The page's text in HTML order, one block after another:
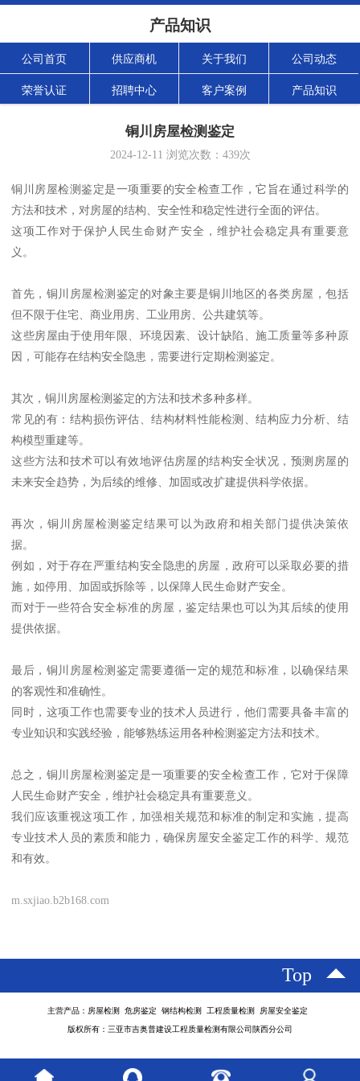
产品知识
公司首页 供应商机 关于我们 公司动态
荣誉认证 招聘中心 客户案例 产品知识
铜川房屋检测鉴定
2024-12-11 浏览次数： 439次
铜川房屋检测鉴定是一项重要的安全检查工作，它旨在通过科学的
方法和技术，对房屋的结构、安全性和稳定性进行全面的评估。
这项工作对于保护人民生命财产安全，维护社会稳定具有重要意
义。
首先，铜川房屋检测鉴定的对象主要是铜川地区的各类房屋，包括
但不限于住宅、商业用房、工业用房、公共建筑等。
这些房屋由于使用年限、环境因素、设计缺陷、施工质量等多种原
因，可能存在结构安全隐患，需要进行定期检测鉴定。
其次，铜川房屋检测鉴定的方法和技术多种多样。
常见的有：结构损伤评估、结构材料性能检测、结构应力分析、结
构模型重建等。
这些方法和技术可以有效地评估房屋的结构安全状况，预测房屋的
未来安全趋势，为后续的维修、加固或改扩建提供科学依据。
再次，铜川房屋检测鉴定结果可以为政府和相关部门提供决策依
据。
例如，对于存在严重结构安全隐患的房屋，政府可以采取必要的措
施，如停用、加固或拆除等，以保障人民生命财产安全。
而对于一些符合安全标准的房屋，鉴定结果也可以为其后续的使用
提供依据。
最后，铜川房屋检测鉴定需要遵循一定的规范和标准，以确保结果
的客观性和准确性。
同时，这项工作也需要专业的技术人员进行，他们需要具备丰富的
专业知识和实践经验，能够熟练运用各种检测鉴定方法和技术。
总之，铜川房屋检测鉴定是一项重要的安全检查工作，它对于保障
人民生命财产安全，维护社会稳定具有重要意义。
我们应该重视这项工作，加强相关规范和标准的制定和实施，提高
专业技术人员的素质和能力，确保房屋安全鉴定工作的科学、规范
和有效。
m.sxjiao.b2b168.com
Top
主营产品：房屋检测 危房鉴定 钢结构检测 工程质量检测 房屋安全鉴定
版权所有：三亚市吉奥普建设工程质量检测有限公司陕西分公司